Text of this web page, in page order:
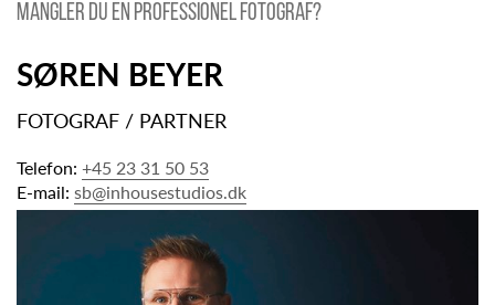
Mangler du en professionel fotograf?
SØREN BEYER
FOTOGRAF / PARTNER
Telefon: +45 23 31 50 53
E-mail: sb@inhousestudios.dk